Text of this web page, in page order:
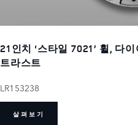
21인치 ‘스타일 7021’ 휠, 다
트라스트
LR153238
살펴보기